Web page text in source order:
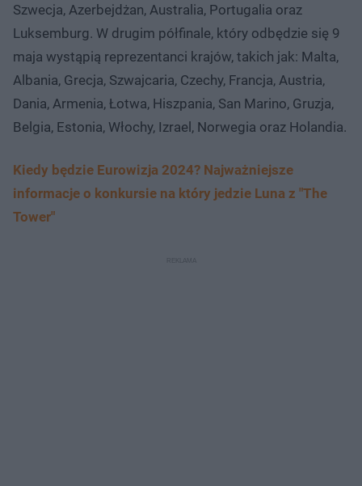
Szwecja, Azerbejdżan, Australia, Portugalia oraz
Luksemburg. W drugim półfinale, który odbędzie się 9
maja wystąpią reprezentanci krajów, takich jak: Malta,
Albania, Grecja, Szwajcaria, Czechy, Francja, Austria,
Dania, Armenia, Łotwa, Hiszpania, San Marino, Gruzja,
Belgia, Estonia, Włochy, Izrael, Norwegia oraz Holandia.
Kiedy będzie Eurowizja 2024? Najważniejsze
informacje o konkursie na który jedzie Luna z "The
Tower"